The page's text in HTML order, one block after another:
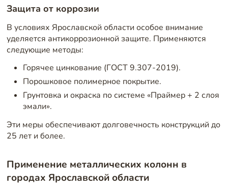
Защита от коррозии
В условиях Ярославской области особое внимание
уделяется антикоррозионной защите. Применяются
следующие методы:
Горячее цинкование (ГОСТ 9.307-2019).
Порошковое полимерное покрытие.
Грунтовка и окраска по системе «Праймер + 2 слоя
эмали».
Эти меры обеспечивают долговечность конструкций до
25 лет и более.
Применение металлических колонн в
городах Ярославской области